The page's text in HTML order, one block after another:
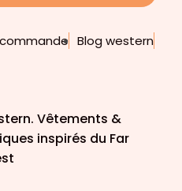
Blog western
Vêtements &
inspirés du Far